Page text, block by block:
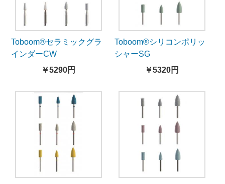
Toboom®セラミックグラ
インダーCW
￥5290円
Toboom®シリコンポリッ
シャーSG
￥5320円